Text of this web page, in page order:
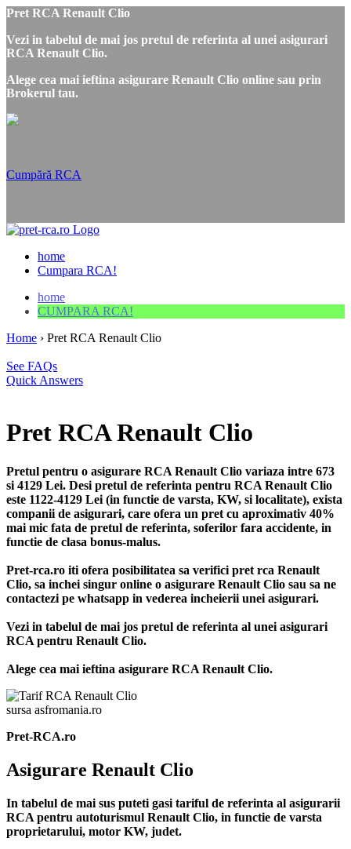
Pret RCA Renault Clio
Vezi in tabelul de mai jos pretul de referinta al unei asigurari
RCA Renault Clio.
Alege cea mai ieftina asigurare Renault Clio online sau prin
Brokerul tau.
Cumpără RCA
home
Cumpara RCA!
home
CUMPARA RCA!
Home › Pret RCA Renault Clio
See FAQs
Quick Answers
Pret RCA Renault Clio
Pretul pentru o asigurare RCA Renault Clio variaza intre 673
si 4129 Lei. Desi pretul de referinta pentru RCA Renault Clio
este 1122-4129 Lei (in functie de varsta, KW, si localitate), exista
companii de asigurari, care ofera un pret cu aproximativ 40%
mai mic fata de pretul de referinta, soferilor fara accidente, in
functie de clasa bonus-malus.
Pret-rca.ro iti ofera posibilitatea sa verifici pret rca Renault
Clio, sa inchei singur online o asigurare Renault Clio sau sa ne
contactezi pe whatsapp in vederea incheierii unei asigurari.
Vezi in tabelul de mai jos pretul de referinta al unei asigurari
RCA pentru Renault Clio.
Alege cea mai ieftina asigurare RCA Renault Clio.
sursa asfromania.ro
Pret-RCA.ro
Asigurare Renault Clio
In tabelul de mai sus puteti gasi tariful de referinta al asigurarii
RCA pentru autoturismul Renault Clio, in functie de varsta
proprietarului, motor KW, judet.